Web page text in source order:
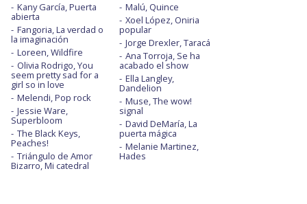
Kany García, Puerta
abierta
Fangoria, La verdad o
la imaginación
Loreen, Wildfire
Olivia Rodrigo, You
seem pretty sad for a
girl so in love
Melendi, Pop rock
Jessie Ware,
Superbloom
The Black Keys,
Peaches!
Triángulo de Amor
Bizarro, Mi catedral
Malú, Quince
Xoel López, Oniria
popular
Jorge Drexler, Taracá
Ana Torroja, Se ha
acabado el show
Ella Langley,
Dandelion
Muse, The wow!
signal
David DeMaría, La
puerta mágica
Melanie Martinez,
Hades